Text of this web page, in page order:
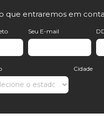
que entraremos em
Seu E-mail
Cidade